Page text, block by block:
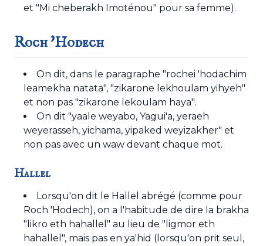
et "Mi cheberakh Imoténou" pour sa femme).
Roch 'Hodech
On dit, dans le paragraphe "rochei 'hodachim
leamekha natata", "zikarone lekhoulam yihyeh"
et non pas "zikarone lekoulam haya".
On dit "yaale weyabo, Yagui'a, yeraeh
weyerasseh, yichama, yipaked weyizakher" et
non pas avec un waw devant chaque mot.
Hallel
Lorsqu'on dit le Hallel abrégé (comme pour
Roch 'Hodech), on a l'habitude de dire la brakha
"likro eth hahallel" au lieu de "ligmor eth
hahallel", mais pas en ya'hid (lorsqu'on prit seul,